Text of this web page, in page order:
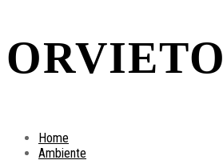
ORVIETO
Home
Ambiente